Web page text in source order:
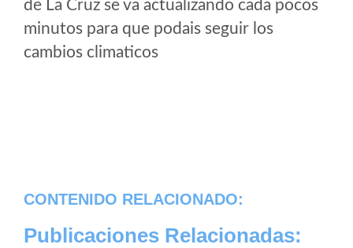
de La Cruz se va actualizando cada pocos
minutos para que podais seguir los
cambios climaticos
CONTENIDO RELACIONADO:
Publicaciones Relacionadas: